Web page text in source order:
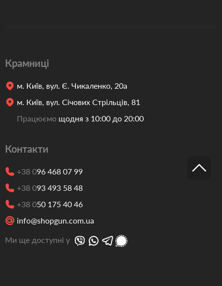
Крамниці
м. Київ, вул. Є. Чикаленко, 20а
м. Київ, вул. Січових Стрільців, 81
Працюємо щодня з 10:00 до 20:00
Контакти
+38 096 468 07 99
+38 093 493 58 48
+38 050 175 40 46
info@shopgun.com.ua
Ми ще доступні у